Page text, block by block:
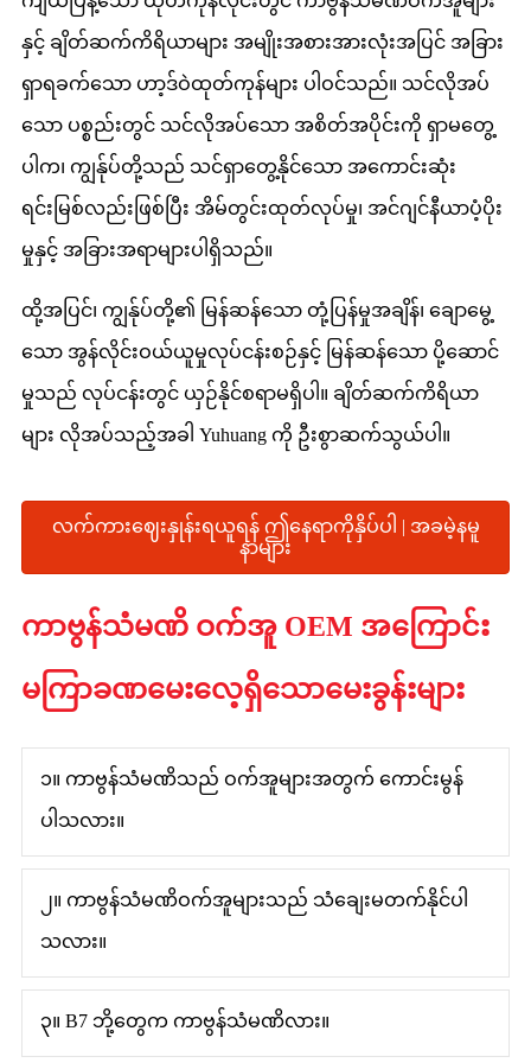
နှင့် ချိတ်ဆက်ကိရိယာများ အမျိုးအစားအားလုံးအပြင် အခြား
ရှာရခက်သော ဟာ့ဒ်ဝဲထုတ်ကုန်များ ပါဝင်သည်။ သင်လိုအပ်
သော ပစ္စည်းတွင် သင်လိုအပ်သော အစိတ်အပိုင်းကို ရှာမတွေ့
ပါက၊ ကျွန်ုပ်တို့သည် သင်ရှာတွေ့နိုင်သော အကောင်းဆုံး
ရင်းမြစ်လည်းဖြစ်ပြီး အိမ်တွင်းထုတ်လုပ်မှု၊ အင်ဂျင်နီယာပံ့ပိုး
မှုနှင့် အခြားအရာများပါရှိသည်။
ထို့အပြင်၊ ကျွန်ုပ်တို့၏ မြန်ဆန်သော တုံ့ပြန်မှုအချိန်၊ ချောမွေ့
သော အွန်လိုင်းဝယ်ယူမှုလုပ်ငန်းစဉ်နှင့် မြန်ဆန်သော ပို့ဆောင်
မှုသည် လုပ်ငန်းတွင် ယှဉ်နိုင်စရာမရှိပါ။ ချိတ်ဆက်ကိရိယာ
များ လိုအပ်သည့်အခါ Yuhuang ကို ဦးစွာဆက်သွယ်ပါ။
လက်ကားဈေးနှုန်းရယူရန် ဤနေရာကိုနှိပ်ပါ | အခမဲ့နမူ
နာများ
ကာဗွန်သံမဏိ ဝက်အူ OEM အကြောင်း
မကြာခဏမေးလေ့ရှိသောမေးခွန်းများ
၁။ ကာဗွန်သံမဏိသည် ဝက်အူများအတွက် ကောင်းမွန်
ပါသလား။
၂။ ကာဗွန်သံမဏိဝက်အူများသည် သံချေးမတက်နိုင်ပါ
သလား။
၃။ B7 ဘို့တွေက ကာဗွန်သံမဏိလား။